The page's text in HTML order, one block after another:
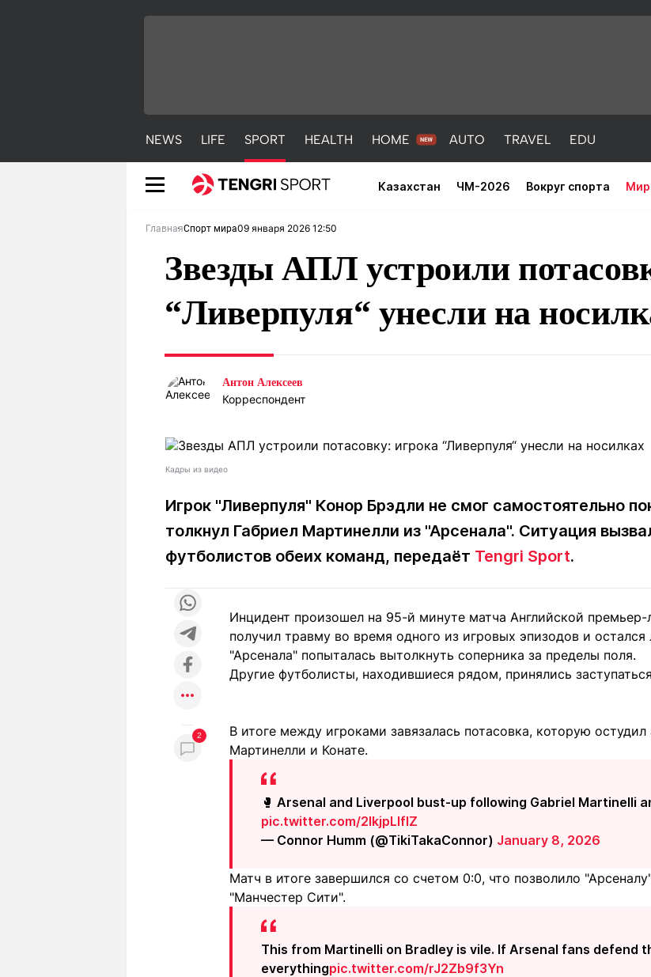
NEWS LIFE SPORT HEALTH HOME AUTO TRAVEL EDU
Казахстан ЧМ-2026 Вокруг спорта Мир
NEWS
Погода
Рейтинги
Гороскопы
SPORT
О проекте Контакты редакции Вакансии Реклама Пресс-
Редакция
+7 (777) 001 44 99 +7 (700) 3 888 188
ГлавнаяСпорт мира09 января 2026 12:50
Звезды АПЛ устроили
“Ливерпуля“ унесли на
Антон Алексеев
Корреспондент
Кадры из видео
Игрок "Ливерпуля" Конор Брэдли не смог самостоятельно
толкнул Габриел Мартинелли из "Арсенала". Ситуация
футболистов обеих команд, передаёт Tengri Sport.
2
Инцидент произошел на 95-й минуте матча Английской
получил травму во время одного из игровых эпизодов и остался
"Арсенала" попыталась вытолкнуть соперника за пределы поля.
Другие футболисты, находившиеся рядом, принялись
В итоге между игроками завязалась потасовка, которую
Мартинелли и Конате.
🥊 Arsenal and Liverpool bust-up following Gabriel Martinelli
pic.twitter.com/2lkjpLlflZ
— Connor Humm (@TikiTakaConnor) January 8, 2026
Матч в итоге завершился со счетом 0:0, что позволило
"Манчестер Сити".
This from Martinelli on Bradley is vile. If Arsenal fans defend
everythingpic.twitter.com/rJ2Zb9f3Yn